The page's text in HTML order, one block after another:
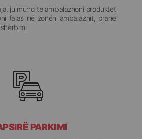
ju mund te ambalazhoni produktet
falas në zonën ambalazhit, pranë
PARKIMI